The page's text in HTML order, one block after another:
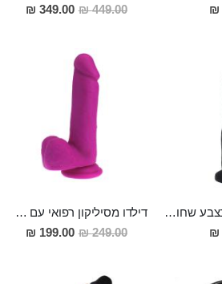
449.00 ₪
מחיר
מבצע
349.00 ₪
דילדו ריאליסטי בצבע שחור מסיליקון רפואי דק במיוחד 17.2 ס"מ אורך, 2.9 ס"מ רוחב "BLACK CERES"
דילדו מסיליקון רפואי עם בסיס ואקום חזק 19 ס"מ אורך 3.5 ס"מ רוחב Alvar
249.00 ₪
מחיר
מבצע
199.00 ₪